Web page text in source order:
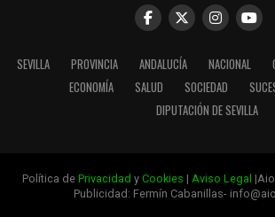
SEVILLA PROVINCIA ANDALUCÍA NACIONAL
ECONOMÍA
SALUD SOCIEDAD
DIPUTACIÓN DE SEVILLA
Política de Privacidad y Cookies | Aviso Legal
Publicidad: Fermín Cabanillas-